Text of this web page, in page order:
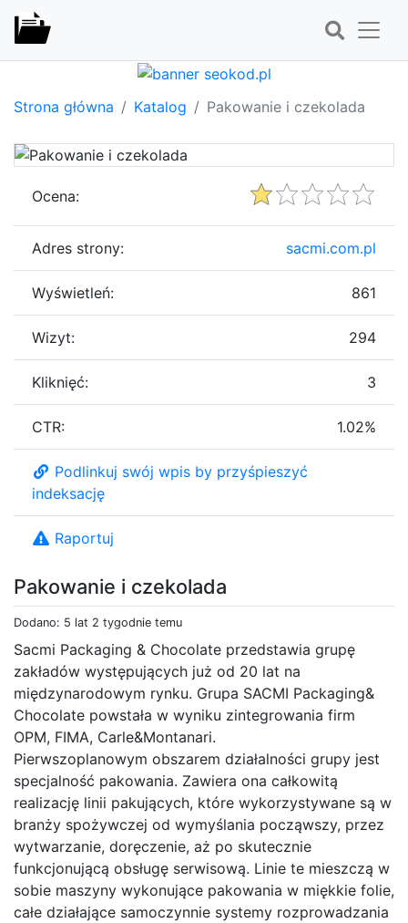
Strona główna Katalog Pakowanie i czekolada
Pakowanie i czekolada
Dodano: 5 lat 2 tygodnie temu
Sacmi Packaging & Chocolate przedstawia grupę
zakładów występujących już od 20 lat na
międzynarodowym rynku. Grupa SACMI Packaging&
Chocolate powstała w wyniku zintegrowania firm
OPM, FIMA, Carle&Montanari.
Pierwszoplanowym obszarem działalności grupy jest
specjalność pakowania. Zawiera ona całkowitą
realizację linii pakujących, które wykorzystywane są w
branży spożywczej od wymyślania począwszy, przez
wytwarzanie, doręczenie, aż po skutecznie
funkcjonującą obsługę serwisową. Linie te mieszczą w
sobie maszyny wykonujące pakowania w miękkie folie,
całe działające samoczynnie systemy rozprowadzania
Ocena:
Adres strony: sacmi.com.pl
Wyświetleń: 861
Wizyt: 294
Kliknięć: 3
CTR: 1.02%
Podlinkuj swój wpis by przyśpieszyć
indeksację
Raportuj